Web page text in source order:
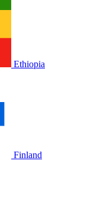
Ethiopia
Finland